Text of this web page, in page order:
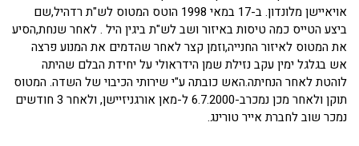
אויאיישן מלונדון. ב-17 במאי 1998 הוטס המטוס לש"ת רדהיל,שם
ביצע הטייס כמה טיסות באיזור ושב לש"ת ביגין היל . לאחר שנחת,הסיע
את המטוס לאיזור החנייה,וזמן קצר לאחר שהדמים את המנוע פרצה
אש בגלגל ימין עקב נזילת שמן הידראולי על יחידת הבלם שהיתה
לוהטת לאחר הנחיתה.האש כובתה ע"י שירותי הכיבוי של השדה. המטוס
תוקן ולאחר מכן נמכרב-6.7.2000 ל-מאן אורגניזיישן, ולאחר 3 חודשים
נמכר שוב לחברת אייר טורינג.